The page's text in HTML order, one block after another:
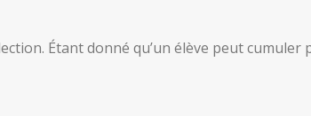
Étant donné qu’un élève peut cumuler